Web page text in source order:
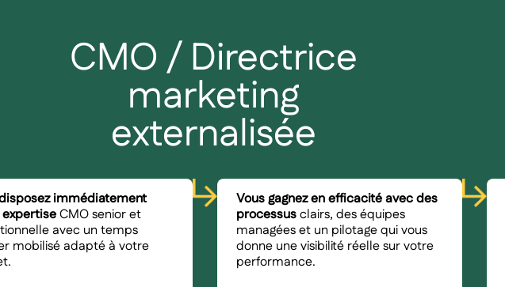
CMO / Directrice
marketing
externalisée
immédiatement
expertiseCMO senior et
avec un temps
mobilisé adapté à votre
Vous gagnez en efficacité avec des
processusclairs, des équipes
managées et un pilotage qui vous
donne une visibilité réelle sur votre
performance.